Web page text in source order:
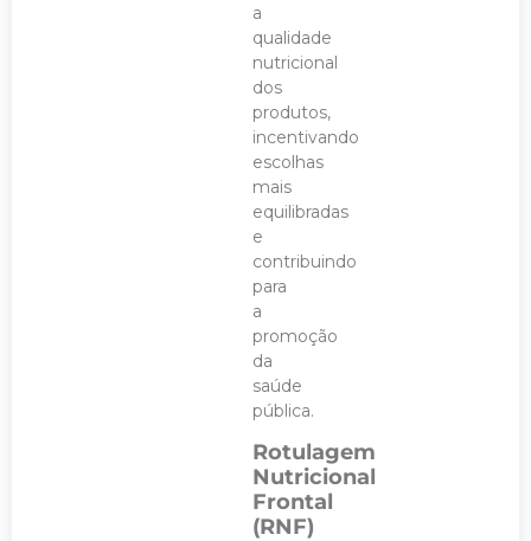
a
qualidade
nutricional
dos
produtos,
incentivando
escolhas
mais
equilibradas
e
contribuindo
para
a
promoção
da
saúde
pública.
Rotulagem
Nutricional
Frontal
(RNF)